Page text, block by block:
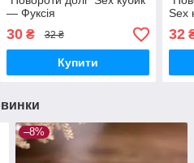
— Фуксія
30₴ 32 ₴
Купити
Sex
32
–8%